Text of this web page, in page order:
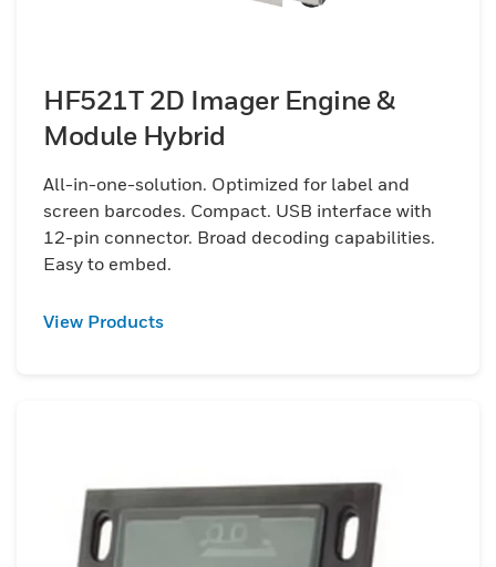
HF521T 2D Imager Engine &
Module Hybrid
All-in-one-solution. Optimized for label and
screen barcodes. Compact. USB interface with
12-pin connector. Broad decoding capabilities.
Easy to embed.
View Products